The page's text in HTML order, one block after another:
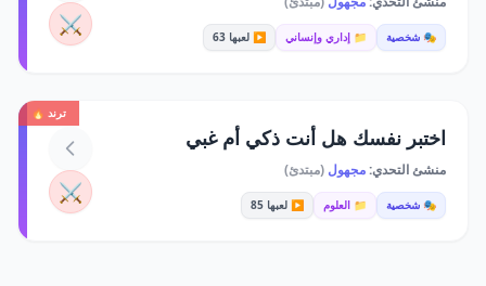
🎭 شخصية 📁 إداري وإنساني ▶️ لعبها 63 ⚔️
ترند 🔥
اختبر نفسك هل أنت ذكي أم غبي
منشئ التحدي:مجهول (مبتدئ)
🎭 شخصية 📁 العلوم ▶️ لعبها 85 ⚔️